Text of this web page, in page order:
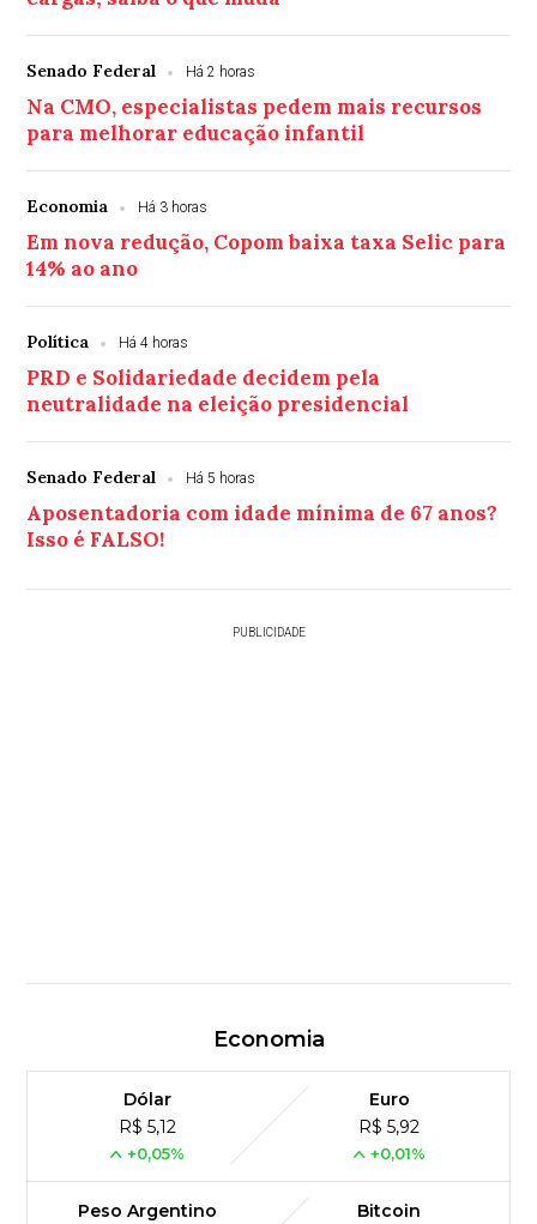
Senado Federal Há 2 horas
Na CMO, especialistas pedem mais recursos
para melhorar educação infantil
Economia Há 3 horas
Em nova redução, Copom baixa taxa Selic para
14% ao ano
Política Há 4 horas
PRD e Solidariedade decidem pela
neutralidade na eleição presidencial
Senado Federal Há 5 horas
Aposentadoria com idade mínima de 67 anos?
Isso é FALSO!
PUBLICIDADE
Economia
Dólar
R$ 5,12
+0,05%
Euro
R$ 5,92
+0,01%
Peso Argentino
Bitcoin